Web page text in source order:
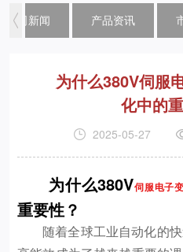
公司新闻 产品资讯
为什么380V伺服
化中的
2025-05-27
为什么380V伺服电子
重要性？
随着全球工业自动化的